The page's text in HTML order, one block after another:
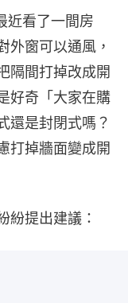
近看了一間房
外窗可以通風，
隔間打掉改成開
好奇「大家在購
還是封閉式嗎？
打掉牆面變成開
紛提出建議：